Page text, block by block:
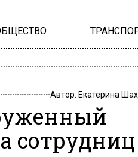
Автор: Екатерина
сотрудниц